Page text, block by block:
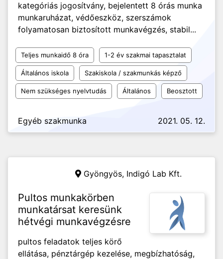
kategóriás jogosítvány, bejelentett 8 órás munka
munkaruházat, védőeszköz, szerszámok
folyamatosan biztosított munkavégzés, stabil...
Teljes munkaidő 8 óra 1-2 év szakmai tapasztalat
Általános iskola Szakiskola / szakmunkás képző
Nem szükséges nyelvtudás Általános Beosztott
Egyéb szakmunka 2021. 05. 12.
Gyöngyös, Indigó Lab Kft.
Pultos munkakörben
munkatársat keresünk
hétvégi munkavégzésre
pultos feladatok teljes körő
ellátása, pénztárgép kezelése, megbízhatóság,